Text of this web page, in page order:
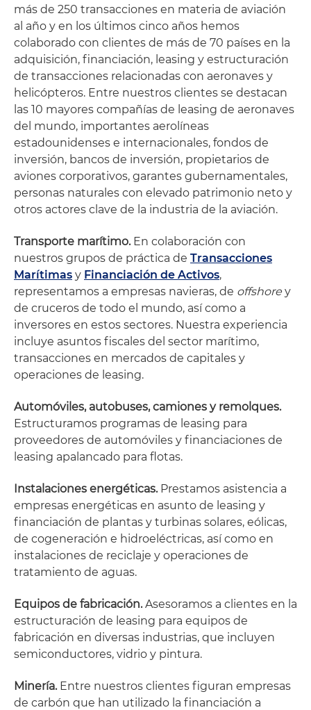
más de 250 transacciones en materia de aviación
al año y en los últimos cinco años hemos
colaborado con clientes de más de 70 países en la
adquisición, financiación, leasing y estructuración
de transacciones relacionadas con aeronaves y
helicópteros. Entre nuestros clientes se destacan
las 10 mayores compañías de leasing de aeronaves
del mundo, importantes aerolíneas
estadounidenses e internacionales, fondos de
inversión, bancos de inversión, propietarios de
aviones corporativos, garantes gubernamentales,
personas naturales con elevado patrimonio neto y
otros actores clave de la industria de la aviación.
Transporte marítimo.En colaboración con
nuestros grupos de práctica de Transacciones
Marítimas y Financiación de Activos,
representamos a empresas navieras, de offshore y
de cruceros de todo el mundo, así como a
inversores en estos sectores. Nuestra experiencia
incluye asuntos fiscales del sector marítimo,
transacciones en mercados de capitales y
operaciones de leasing.
Automóviles, autobuses, camiones y remolques.
Estructuramos programas de leasing para
proveedores de automóviles y financiaciones de
leasing apalancado para flotas.
Instalaciones energéticas.Prestamos asistencia a
empresas energéticas en asunto de leasing y
financiación de plantas y turbinas solares, eólicas,
de cogeneración e hidroeléctricas, así como en
instalaciones de reciclaje y operaciones de
tratamiento de aguas.
Equipos de fabricación.Asesoramos a clientes en la
estructuración de leasing para equipos de
fabricación en diversas industrias, que incluyen
semiconductores, vidrio y pintura.
Minería.Entre nuestros clientes figuran empresas
de carbón que han utilizado la financiación a